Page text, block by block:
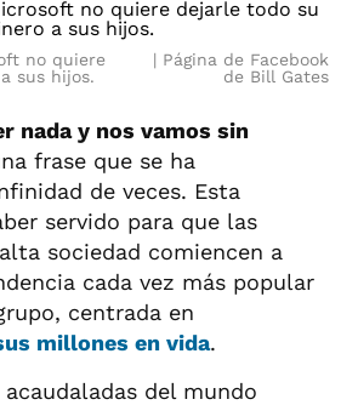
no quiere
sus hijos.
Página de Facebook
de Bill Gates
nada y nos vamos sin
frase que se ha
de veces. Esta
servido para que las
sociedad comiencen a
cada vez más popular
centrada en
millones en vida.
del mundo